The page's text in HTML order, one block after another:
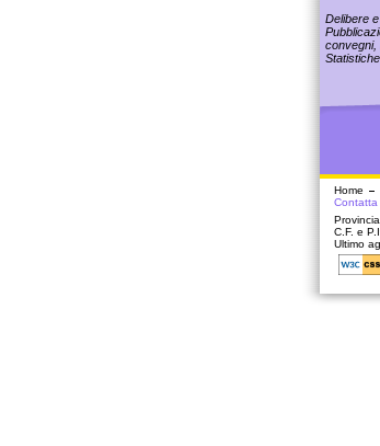
Delibere
convegni,
Statistiche
Home
Contatta
C.F. e
Ultimo